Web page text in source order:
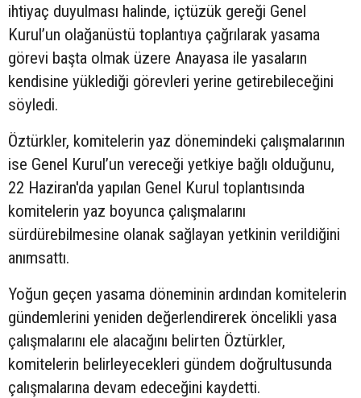
ihtiyaç duyulması halinde, içtüzük gereği Genel
Kurul’un olağanüstü toplantıya çağrılarak yasama
görevi başta olmak üzere Anayasa ile yasaların
kendisine yüklediği görevleri yerine getirebileceğini
söyledi.
Öztürkler, komitelerin yaz dönemindeki çalışmalarının
ise Genel Kurul’un vereceği yetkiye bağlı olduğunu,
22 Haziran'da yapılan Genel Kurul toplantısında
komitelerin yaz boyunca çalışmalarını
sürdürebilmesine olanak sağlayan yetkinin verildiğini
anımsattı.
Yoğun geçen yasama döneminin ardından komitelerin
gündemlerini yeniden değerlendirerek öncelikli yasa
çalışmalarını ele alacağını belirten Öztürkler,
komitelerin belirleyecekleri gündem doğrultusunda
çalışmalarına devam edeceğini kaydetti.